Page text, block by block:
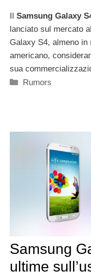
Il Samsung Galaxy
lanciato sul mercato
Galaxy S4, almeno
americano,
sua
Categorie
Rumors
Samsung
ultime